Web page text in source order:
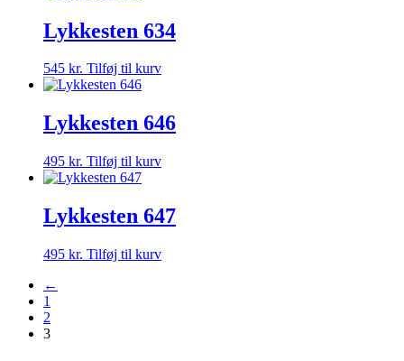
Lykkesten 634
545 kr. Tilføj til kurv
Lykkesten 646
495 kr. Tilføj til kurv
Lykkesten 647
495 kr. Tilføj til kurv
←
1
2
3